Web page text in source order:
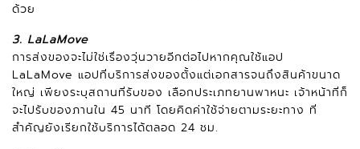
ด้วย
3. LaLaMove
การส่งของจะไม่ใช่เรื่องวุ่นวายอีกต่อไปหากคุณใช้แอป
LaLaMove แอปที่บริการส่งของตั้งแต่เอกสารจนถึงสินค้าขนาด
ใหญ่ เพียงระบุสถานที่รับของ เลือกประเภทยานพาหนะ เจ้าหน้าที่ก็
จะไปรับของภานใน 45 นาที โดยคิดค่าใช้จ่ายตามระยะทาง ที่
สำคัญยังเรียกใช้บริการได้ตลอด 24 ชม.